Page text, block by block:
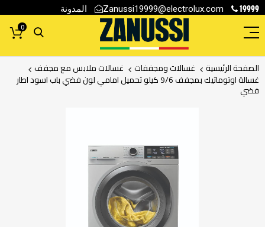
19999
Zanussi19999@electrolux.com المدونة
0
الصفحة الرئيسية غسالات ومجففات غسالات ملابس مع مجفف
غسالة اوتوماتيك بمجفف 9/6 كيلو تحميل امامي لون فضي باب اسود اطار
فضي